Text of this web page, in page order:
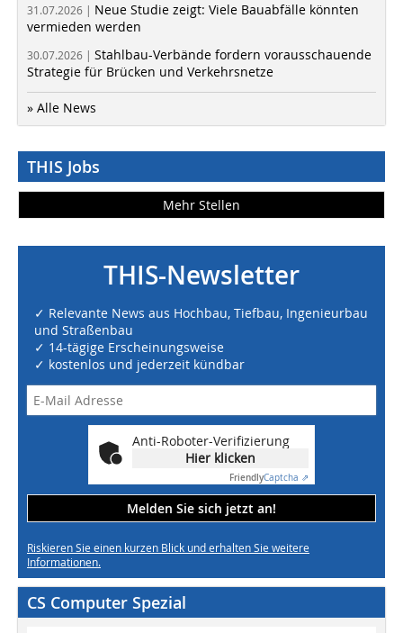
31.07.2026 | Neue Studie zeigt: Viele Bauabfälle könnten
vermieden werden
30.07.2026 | Stahlbau-Verbände fordern vorausschauende
Strategie für Brücken und Verkehrsnetze
» Alle News
THIS Jobs
Mehr Stellen
THIS-Newsletter
✓ Relevante News aus Hochbau, Tiefbau, Ingenieurbau
und Straßenbau
✓ 14-tägige Erscheinungsweise
✓ kostenlos und jederzeit kündbar
Anti-Roboter-Verifizierung
Hier klicken
FriendlyCaptcha ⇗
Melden Sie sich jetzt an!
Riskieren Sie einen kurzen Blick und erhalten Sie weitere
Informationen.
CS Computer Spezial